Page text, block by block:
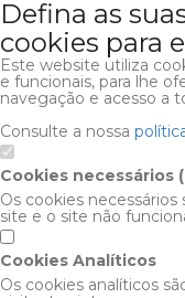
Defina as
cookies para
Este website utiliza
e funcionais, para lhe
navegação e acesso a
Consulte a nossa
Cookies necessários
Os cookies necessários
site e o site não
Cookies Analíticos
Os cookies analíticos